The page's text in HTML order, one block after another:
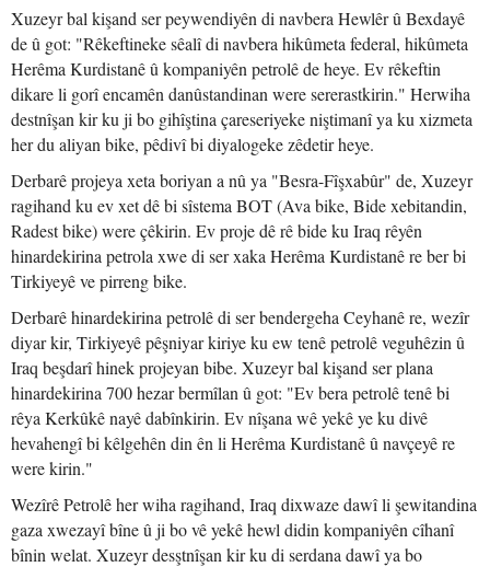
Xuzeyr bal kişand ser peywendiyên di navbera Hewlêr û Bexdayê
de û got: "Rêkeftineke sêalî di navbera hikûmeta federal, hikûmeta
Herêma Kurdistanê û kompaniyên petrolê de heye. Ev rêkeftin
dikare li gorî encamên danûstandinan were sererastkirin." Herwiha
destnîşan kir ku ji bo gihîştina çareseriyeke niştimanî ya ku xizmeta
her du aliyan bike, pêdivî bi diyalogeke zêdetir heye.
Derbarê projeya xeta boriyan a nû ya "Besra-Fîşxabûr" de, Xuzeyr
ragihand ku ev xet dê bi sîstema BOT (Ava bike, Bide xebitandin,
Radest bike) were çêkirin. Ev proje dê rê bide ku Iraq rêyên
hinardekirina petrola xwe di ser xaka Herêma Kurdistanê re ber bi
Tirkiyeyê ve pirreng bike.
Derbarê hinardekirina petrolê di ser bendergeha Ceyhanê re, wezîr
diyar kir, Tirkiyeyê pêşniyar kiriye ku ew tenê petrolê veguhêzin û
Iraq beşdarî hinek projeyan bibe. Xuzeyr bal kişand ser plana
hinardekirina 700 hezar bermîlan û got: "Ev bera petrolê tenê bi
rêya Kerkûkê nayê dabînkirin. Ev nîşana wê yekê ye ku divê
hevahengî bi kêlgehên din ên li Herêma Kurdistanê û navçeyê re
were kirin."
Wezîrê Petrolê her wiha ragihand, Iraq dixwaze dawî li şewitandina
gaza xwezayî bîne û ji bo vê yekê hewl didin kompaniyên cîhanî
bînin welat. Xuzeyr desştnîşan kir ku di serdana dawî ya bo